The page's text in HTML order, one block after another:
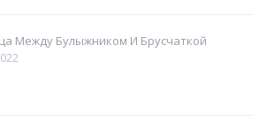
Между Булыжником И Брусчаткой